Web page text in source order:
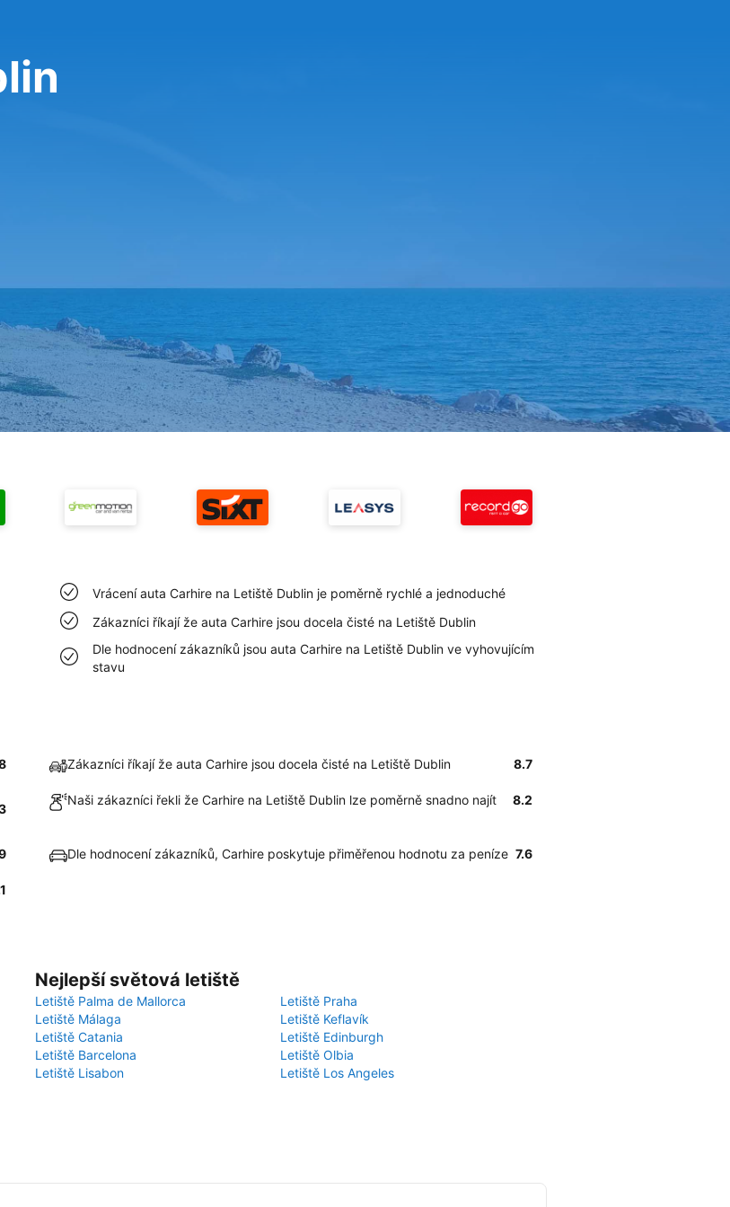
Vrácení auta Carhire na Letiště Dublin je poměrně rychlé a jednoduché
Zákazníci říkají že auta Carhire jsou docela čisté na Letiště Dublin
Dle hodnocení zákazníků jsou auta Carhire na Letiště Dublin ve vyhovujícím
stavu
Zákazníci říkají že auta Carhire jsou docela čisté na Letiště Dublin 8.7
Naši zákazníci řekli že Carhire na Letiště Dublin lze poměrně snadno najít 8.2
Dle hodnocení zákazníků, Carhire poskytuje přiměřenou hodnotu za peníze 7.6
Nejlepší světová letiště
Letiště Palma de Mallorca
Letiště Praha
Letiště Málaga
Letiště Keflavík
Letiště Catania
Letiště Edinburgh
Letiště Barcelona
Letiště Olbia
Letiště Lisabon
Letiště Los Angeles